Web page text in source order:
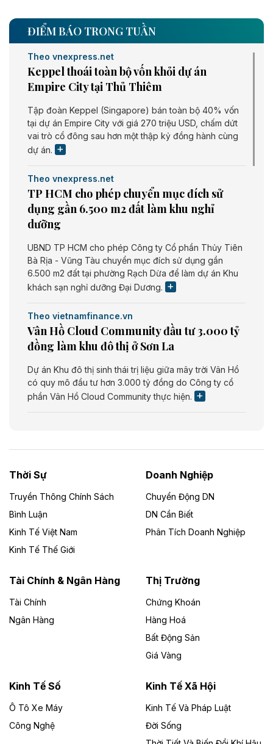
ĐIỂM BÁO TRONG TUẦN
Theo vnexpress.net
Keppel thoái toàn bộ vốn khỏi dự án
Empire City tại Thủ Thiêm
Tập đoàn Keppel (Singapore) bán toàn bộ 40% vốn
tại dự án Empire City với giá 270 triệu USD, chấm dứt
vai trò cổ đông sau hơn một thập kỷ đồng hành cùng
dự án.
Theo vnexpress.net
TP HCM cho phép chuyển mục đích sử
dụng gần 6.500 m2 đất làm khu nghỉ
dưỡng
UBND TP HCM cho phép Công ty Cổ phần Thủy Tiên
Bà Rịa - Vũng Tàu chuyển mục đích sử dụng gần
6.500 m2 đất tại phường Rạch Dừa để làm dự án Khu
khách sạn nghỉ dưỡng Đại Dương.
Theo vietnamfinance.vn
Vân Hồ Cloud Community đầu tư 3.000 tỷ
đồng làm khu đô thị ở Sơn La
Dự án Khu đô thị sinh thái trị liệu giữa mây trời Vân Hồ
có quy mô đầu tư hơn 3.000 tỷ đồng do Công ty cổ
phần Vân Hồ Cloud Community thực hiện.
Dự án Nhà máy xử lý rác và phát điện Bắc Giang do
Công ty TNHH Năng lượng môi trường Bắc Giang làm
Theo vietnamfinance.vn
Đức Long Gia Lai mở rộng ‘hệ sinh thái’
Lai
Bốn doanh nghiệp có sự góp vốn của Công ty Cổ
phần Tập đoàn Đức Long Gia Lai (HoSE: DLG) được
Gia Lai với tổng vốn hơn 4.750 tỷ đồng.
Đồng Nai cho thuê gần 59 ha đất làm khu
công nghiệp ở Long Thành
UBND TP Đồng Nai cho Công ty Amata thuê gần 59 ha
đất để đầu tư khu công nghiệp công nghệ cao Long
Thời Sự
Truyền Thông Chính Sách
Bình Luận
Kinh Tế Việt Nam
Kinh Tế Thế Giới
Doanh Nghiệp
Chuyển Động DN
DN Cần Biết
Phân Tích Doanh Nghiệp
Tài Chính & Ngân Hàng
Tài Chính
Ngân Hàng
Thị Trường
Chứng Khoán
Hàng Hoá
Bất Động Sản
Giá Vàng
Kinh Tế Số
Ô Tô Xe Máy
Công Nghệ
Kinh Tế Xã Hội
Kinh Tế Và Pháp Luật
Đời Sống